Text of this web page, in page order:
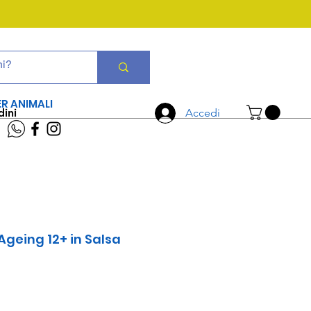
Accedi
ANIMALI
12+ in Salsa